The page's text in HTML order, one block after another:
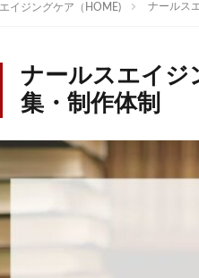
エイジングケア（HOME) ナールス
ナールスエイジ
集・制作体制